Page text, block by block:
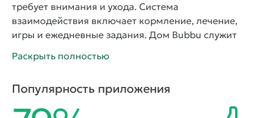
требует внимания и ухода. Система
взаимодействия включает кормление, лечение,
игры и ежедневные задания. Дом Bubbu служит
открывать новые предметы и улучшать условия
постепенно: котёнок растёт, получает новые
навыки, участвует в мини-играх и знакомится с
Раскрыть полностью
Популярность приложения